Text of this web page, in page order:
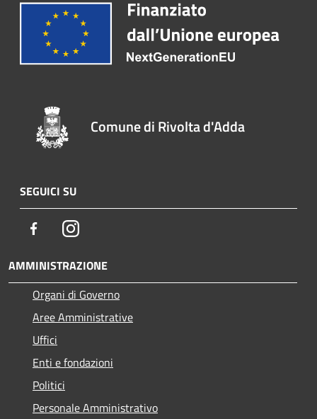
Comune di Rivolta d'Adda
SEGUICI SU
FacebookInstagram
AMMINISTRAZIONE
Organi di Governo
Aree Amministrative
Uffici
Enti e fondazioni
Politici
Personale Amministrativo